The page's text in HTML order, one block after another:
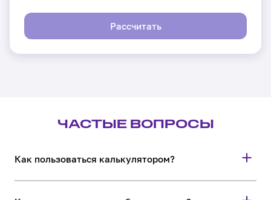
Рассчитать
Способ
ЧАСТЫЕ ВОПРОСЫ
Как пользоваться калькулятором?